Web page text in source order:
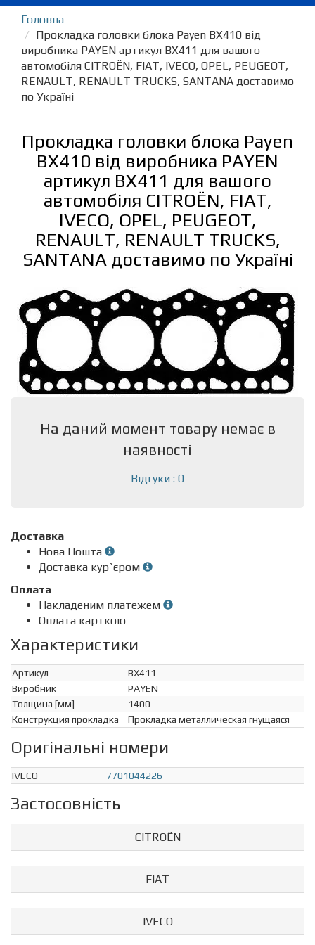
Головна
Прокладка головки блока Payen BX410 від
виробника PAYEN артикул BX411 для вашого
автомобіля CITROËN, FIAT, IVECO, OPEL, PEUGEOT,
RENAULT, RENAULT TRUCKS, SANTANA доставимо
по Україні
Прокладка головки блока Payen
BX410 від виробника PAYEN
артикул BX411 для вашого
автомобіля CITROËN, FIAT,
IVECO, OPEL, PEUGEOT,
RENAULT, RENAULT TRUCKS,
SANTANA доставимо по Україні
На даний момент товару немає в
наявності
Відгуки : 0
Доставка
Нова Пошта
Доставка кур`єром
Оплата
Накладеним платежем
Оплата карткою
Характеристики
Артикул
BX411
Виробник
PAYEN
Толщина [мм]
1400
Конструкция прокладка
Прокладка металлическая гнущаяся
Оригінальні номери
IVECO 7701044226
Застосовність
CITROËN
FIAT
IVECO